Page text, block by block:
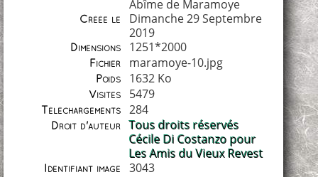
Abîme de Maramoye
Créée le
Dimanche 29 Septembre
2019
Dimensions 1251*2000
Fichier maramoye-10.jpg
Poids 1632 Ko
Visites 5479
Téléchargements 284
Droit d'auteur
Tous droits réservés
Cécile Di Costanzo pour
Les Amis du Vieux Revest
Identifiant image 3043